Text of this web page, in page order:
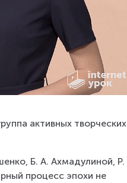
активных творческих
Б. А. Ахмадулиной, Р.
процесс эпохи не